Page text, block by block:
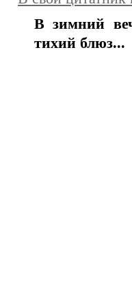
В зимний
тихий блюз...